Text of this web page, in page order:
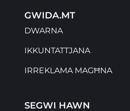
GWIDA.MT
DWARNA
IKKUNTATTJANA
IRREKLAMA MAGĦNA
SEGWI HAWN